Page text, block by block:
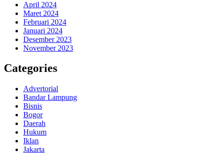
April 2024
Maret 2024
Februari 2024
Januari 2024
Desember 2023
November 2023
Categories
Advertorial
Bandar Lampung
Bisnis
Bogor
Daerah
Hukum
Iklan
Jakarta